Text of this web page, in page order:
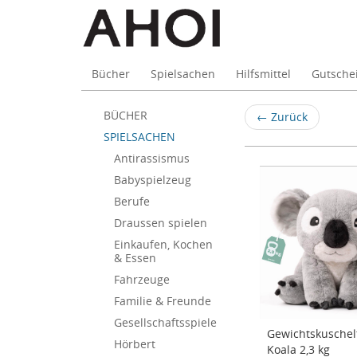
Bücher Spielsachen Hilfsmittel
BÜCHER
SPIELSACHEN
Antirassismus
Babyspielzeug
Berufe
Draussen spielen
Einkaufen, Kochen
& Essen
Fahrzeuge
Familie & Freunde
Gesellschaftsspiele
Hörbert
SPIELSACHEN
← Zurück
Koala 2,3 kg